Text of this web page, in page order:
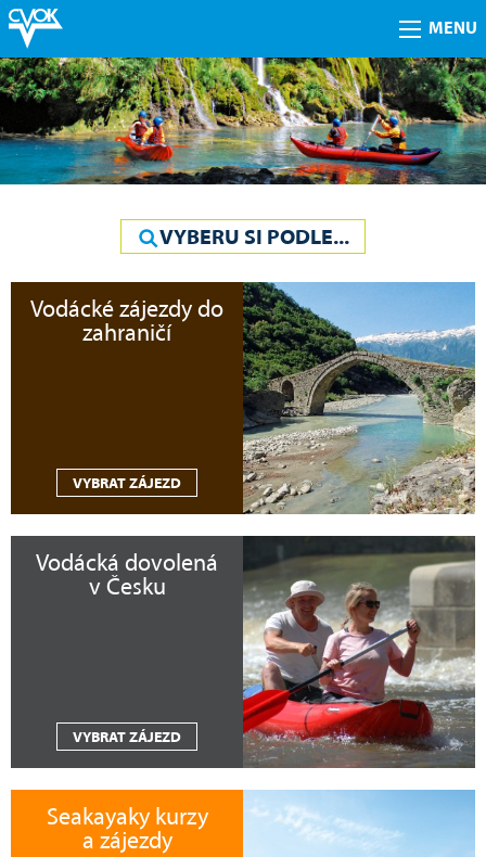
MENU
VYBERU SI PODLE...
Vodácké zájezdy do
zahraničí
VYBRAT ZÁJEZD
Vodácká dovolená
v Česku
VYBRAT ZÁJEZD
Seakayaky kurzy
a zájezdy